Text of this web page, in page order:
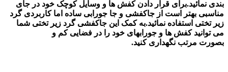
بندی نمائید.برای قرار دادن کفش ها و وسایل کوچک خود در جای
مناسبی بهتر است از جاکفشی و جا جورابی ساده اما کاربردی گرد
زیر تختی استفاده نمائید.به کمک این جاکفشی گرد زیر تختی شما
می توانید کفش ها و جورابهای خود را در فضایی کم و
بصورت مرتب نگهداری کنید.